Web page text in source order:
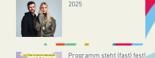
2025
Programm steht (fast) fest!